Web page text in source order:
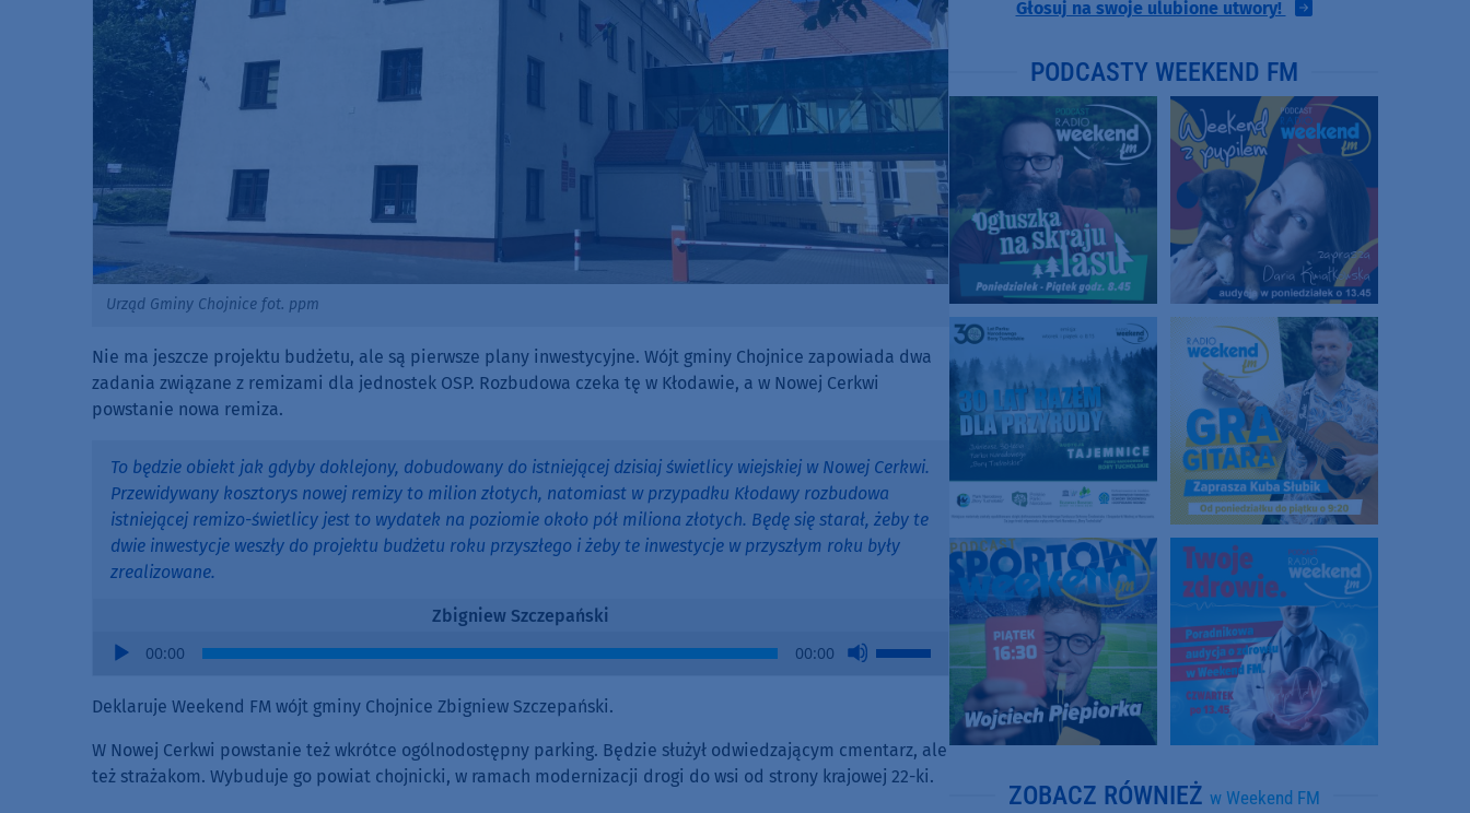
Urząd Gminy Chojnice fot. ppm
Nie ma jeszcze projektu budżetu, ale są pierwsze plany inwestycyjne. Wójt gminy Chojnice zapowiada dwa
zadania związane z remizami dla jednostek OSP. Rozbudowa czeka tę w Kłodawie, a w Nowej Cerkwi
powstanie nowa remiza.
To będzie obiekt jak gdyby doklejony, dobudowany do istniejącej dzisiaj świetlicy wiejskiej w Nowej Cerkwi.
Przewidywany kosztorys nowej remizy to milion złotych, natomiast w przypadku Kłodawy rozbudowa
istniejącej remizo-świetlicy jest to wydatek na poziomie około pół miliona złotych. Będę się starał, żeby te
dwie inwestycje weszły do projektu budżetu roku przyszłego i żeby te inwestycje w przyszłym roku były
zrealizowane.
Zbigniew Szczepański
Audio
00:00 00:00
Use
Up/Down
to
increase
Deklaruje Weekend FM wójt gminy Chojnice Zbigniew Szczepański.
W Nowej Cerkwi powstanie też wkrótce ogólnodostępny parking. Będzie służył odwiedzającym cmentarz, ale
też strażakom. Wybuduje go powiat chojnicki, w ramach modernizacji drogi do wsi od strony krajowej 22-ki.
Głosuj na swoje ulubione utwory!
PODCASTY WEEKEND FM
ZOBACZ RÓWNIEŻ w Weekend FM